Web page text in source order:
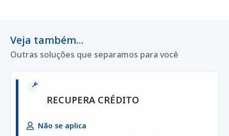
Veja também...
Outras soluções que separamos para você
RECUPERA CRÉDITO
Não se aplica